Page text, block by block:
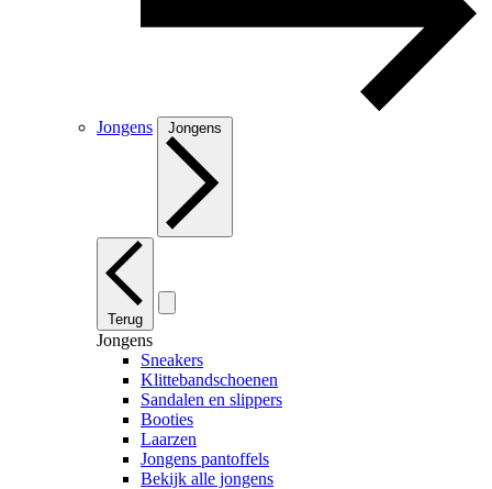
Jongens Jongens
Terug
Jongens
Sneakers
Klittebandschoenen
Sandalen en slippers
Booties
Laarzen
Jongens pantoffels
Bekijk alle jongens